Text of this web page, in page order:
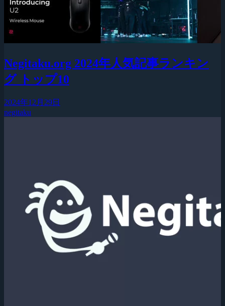
Negitaku.org 2024年人気記事ランキン
グ トップ10
2024年12月29日
negitaku